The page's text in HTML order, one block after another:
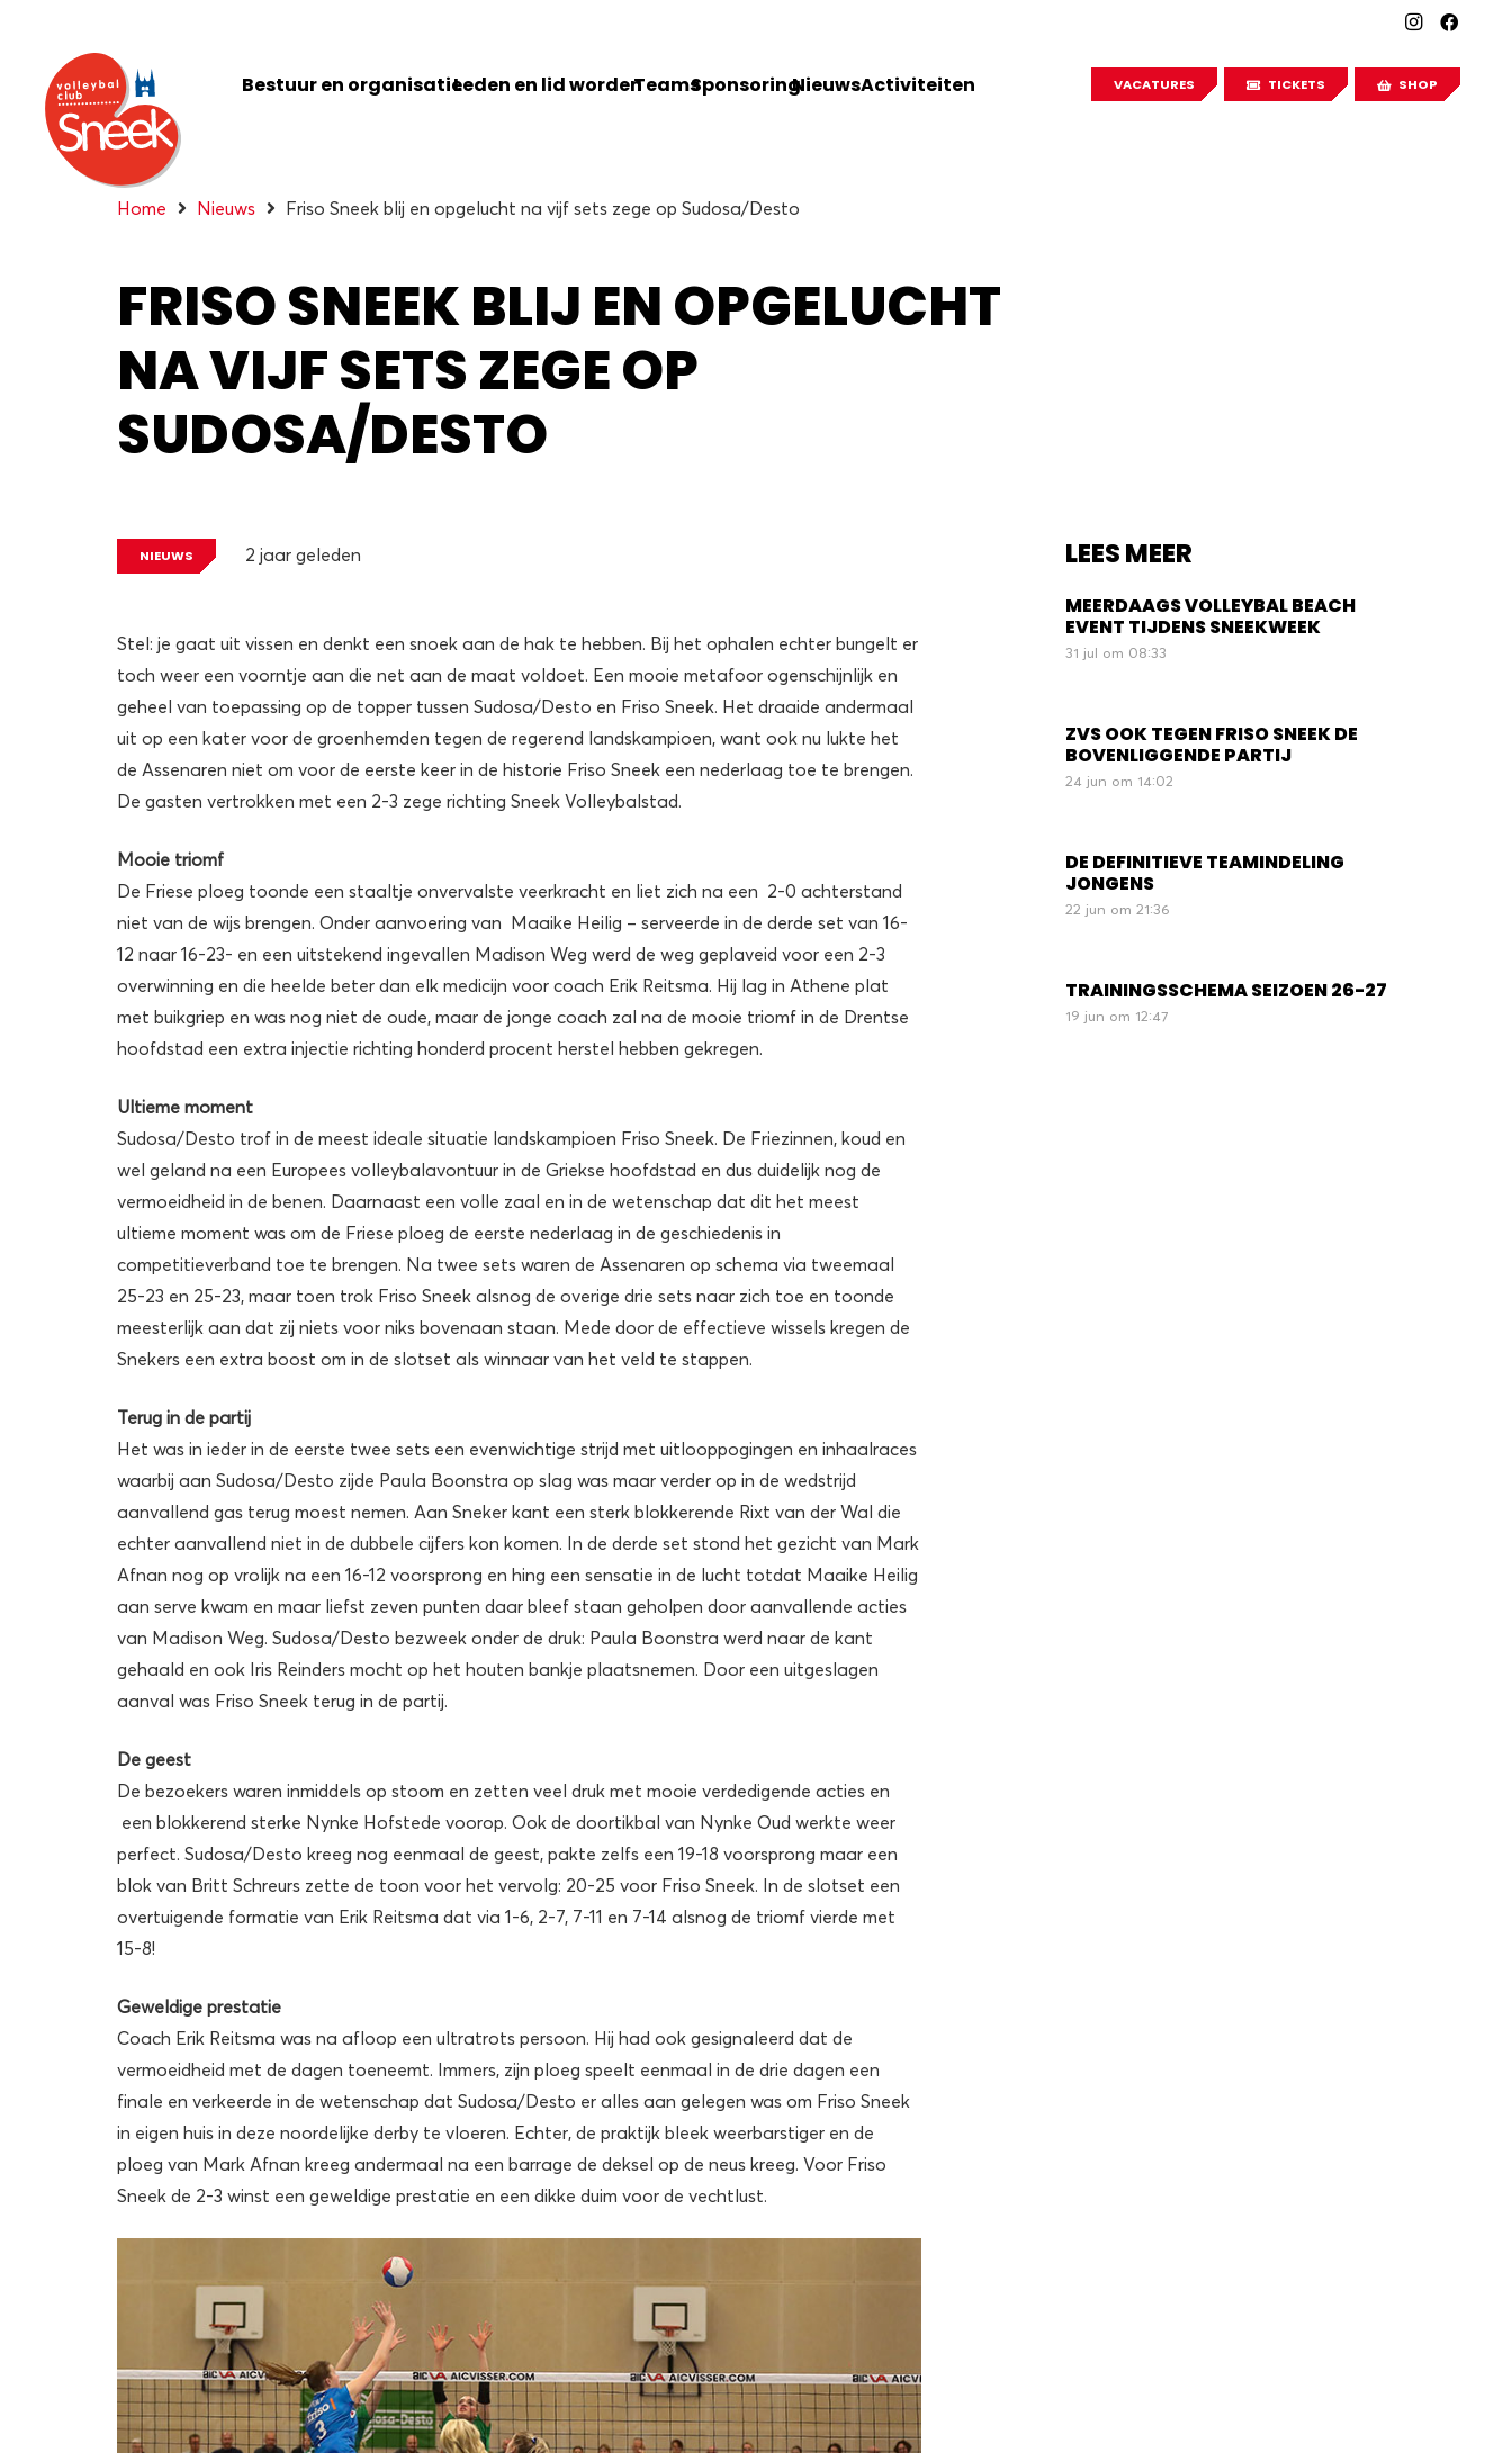
Bestuur en organisatieLeden en lid wordenTeamsSponsoringNieuwsActiviteiten VACATURES TICKETS SHOP
Home Nieuws Friso Sneek blij en opgelucht na vijf sets zege op Sudosa/Desto
FRISO SNEEK BLIJ EN OPGELUCHT
NA VIJF SETS ZEGE OP
SUDOSA/DESTO
NIEUWS 2 jaar geleden
Stel: je gaat uit vissen en denkt een snoek aan de hak te hebben. Bij het ophalen echter bungelt er
toch weer een voorntje aan die net aan de maat voldoet. Een mooie metafoor ogenschijnlijk en
geheel van toepassing op de topper tussen Sudosa/Desto en Friso Sneek. Het draaide andermaal
uit op een kater voor de groenhemden tegen de regerend landskampioen, want ook nu lukte het
de Assenaren niet om voor de eerste keer in de historie Friso Sneek een nederlaag toe te brengen.
De gasten vertrokken met een 2-3 zege richting Sneek Volleybalstad.
Mooie triomf
De Friese ploeg toonde een staaltje onvervalste veerkracht en liet zich na een 2-0 achterstand
niet van de wijs brengen. Onder aanvoering van Maaike Heilig – serveerde in de derde set van 16-
12 naar 16-23- en een uitstekend ingevallen Madison Weg werd de weg geplaveid voor een 2-3
overwinning en die heelde beter dan elk medicijn voor coach Erik Reitsma. Hij lag in Athene plat
met buikgriep en was nog niet de oude, maar de jonge coach zal na de mooie triomf in de Drentse
hoofdstad een extra injectie richting honderd procent herstel hebben gekregen.
Ultieme moment
Sudosa/Desto trof in de meest ideale situatie landskampioen Friso Sneek. De Friezinnen, koud en
wel geland na een Europees volleybalavontuur in de Griekse hoofdstad en dus duidelijk nog de
vermoeidheid in de benen. Daarnaast een volle zaal en in de wetenschap dat dit het meest
ultieme moment was om de Friese ploeg de eerste nederlaag in de geschiedenis in
competitieverband toe te brengen. Na twee sets waren de Assenaren op schema via tweemaal
25-23 en 25-23, maar toen trok Friso Sneek alsnog de overige drie sets naar zich toe en toonde
meesterlijk aan dat zij niets voor niks bovenaan staan. Mede door de effectieve wissels kregen de
Snekers een extra boost om in de slotset als winnaar van het veld te stappen.
Terug in de partij
Het was in ieder in de eerste twee sets een evenwichtige strijd met uitlooppogingen en inhaalraces
waarbij aan Sudosa/Desto zijde Paula Boonstra op slag was maar verder op in de wedstrijd
aanvallend gas terug moest nemen. Aan Sneker kant een sterk blokkerende Rixt van der Wal die
echter aanvallend niet in de dubbele cijfers kon komen. In de derde set stond het gezicht van Mark
Afnan nog op vrolijk na een 16-12 voorsprong en hing een sensatie in de lucht totdat Maaike Heilig
aan serve kwam en maar liefst zeven punten daar bleef staan geholpen door aanvallende acties
van Madison Weg. Sudosa/Desto bezweek onder de druk: Paula Boonstra werd naar de kant
gehaald en ook Iris Reinders mocht op het houten bankje plaatsnemen. Door een uitgeslagen
aanval was Friso Sneek terug in de partij.
De geest
De bezoekers waren inmiddels op stoom en zetten veel druk met mooie verdedigende acties en
een blokkerend sterke Nynke Hofstede voorop. Ook de doortikbal van Nynke Oud werkte weer
perfect. Sudosa/Desto kreeg nog eenmaal de geest, pakte zelfs een 19-18 voorsprong maar een
blok van Britt Schreurs zette de toon voor het vervolg: 20-25 voor Friso Sneek. In de slotset een
overtuigende formatie van Erik Reitsma dat via 1-6, 2-7, 7-11 en 7-14 alsnog de triomf vierde met
15-8!
Geweldige prestatie
Coach Erik Reitsma was na afloop een ultratrots persoon. Hij had ook gesignaleerd dat de
vermoeidheid met de dagen toeneemt. Immers, zijn ploeg speelt eenmaal in de drie dagen een
finale en verkeerde in de wetenschap dat Sudosa/Desto er alles aan gelegen was om Friso Sneek
in eigen huis in deze noordelijke derby te vloeren. Echter, de praktijk bleek weerbarstiger en de
ploeg van Mark Afnan kreeg andermaal na een barrage de deksel op de neus kreeg. Voor Friso
Sneek de 2-3 winst een geweldige prestatie en een dikke duim voor de vechtlust.
LEES MEER
MEERDAAGS VOLLEYBAL BEACH
EVENT TIJDENS SNEEKWEEK
31 jul om 08:33
ZVS OOK TEGEN FRISO SNEEK DE
BOVENLIGGENDE PARTIJ
24 jun om 14:02
DE DEFINITIEVE TEAMINDELING
JONGENS
22 jun om 21:36
TRAININGSSCHEMA SEIZOEN 26-27
19 jun om 12:47